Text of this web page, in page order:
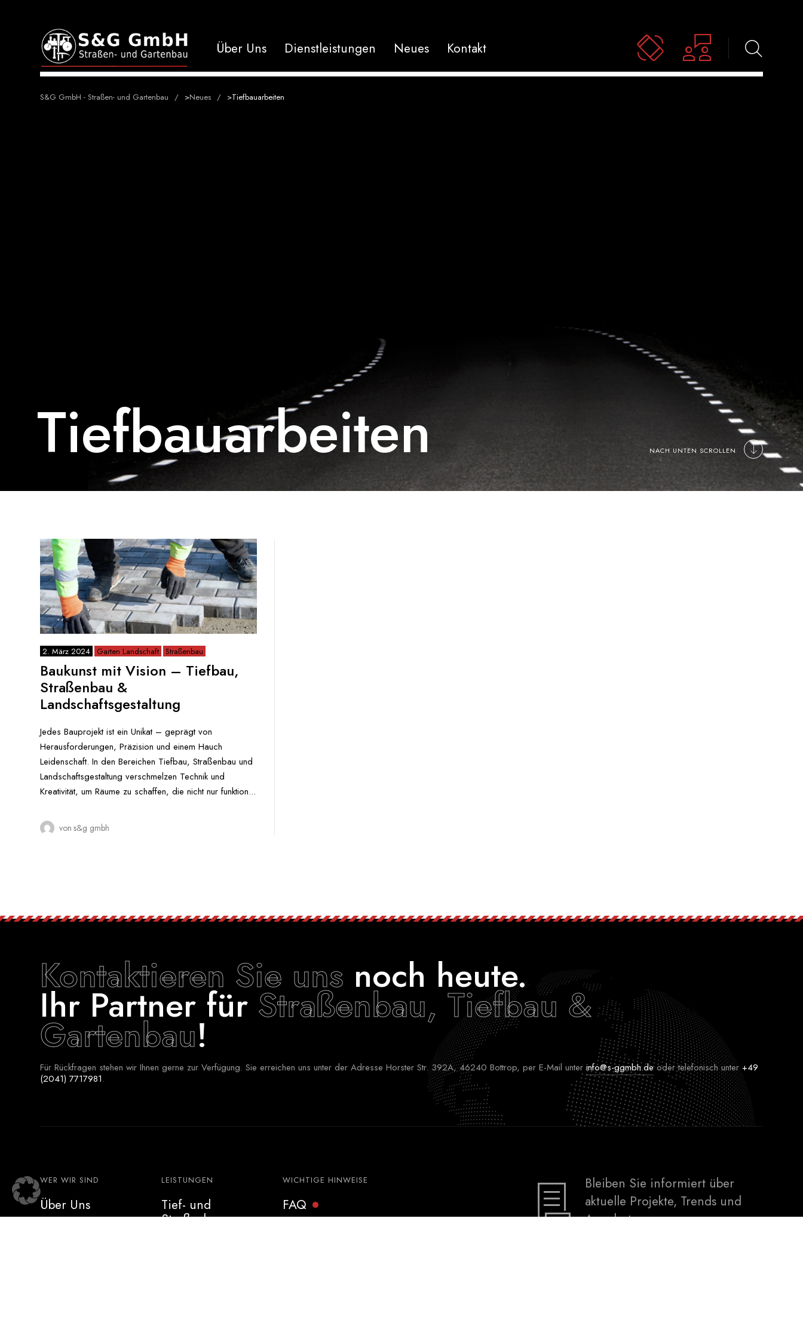
Über Uns Dienstleistungen Neues Kontakt
S&G GmbH - Straßen- und Gartenbau >Neues >Tiefbauarbeiten
Tiefbauarbeiten NACH UNTEN SCROLLEN
2. März 2024 Garten Landschaft Straßenbau
Baukunst mit Vision – Tiefbau,
Straßenbau &
Landschaftsgestaltung
Jedes Bauprojekt ist ein Unikat – geprägt von
Herausforderungen, Präzision und einem Hauch
Leidenschaft. In den Bereichen Tiefbau, Straßenbau und
Landschaftsgestaltung verschmelzen Technik und
Kreativität, um Räume zu schaffen, die nicht nur funktion...
von s&g gmbh
Kontaktieren Sie uns noch heute.
Ihr Partner für Straßenbau, Tiefbau &
Gartenbau!
Für Rückfragen stehen wir Ihnen gerne zur Verfügung. Sie erreichen uns unter der Adresse Horster Str. 392A, 46240 Bottrop, per E-Mail unterinfo@s-ggmbh.deoder telefonisch unter+49
(2041) 7717981.
WER WIR SIND
Über Uns
LEISTUNGEN
Tief- und
Straßenbau
WICHTIGE HINWEISE
FAQ
Bleiben Sie informiert über
aktuelle Projekte, Trends und
Angebote.